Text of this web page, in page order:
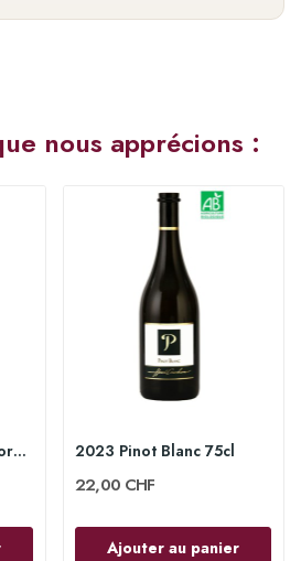
nous apprécions :
2024 Chasselas Le Morget 75cl 2023 Pinot Blanc 75cl
22,00 CHF
Ajouter au panier